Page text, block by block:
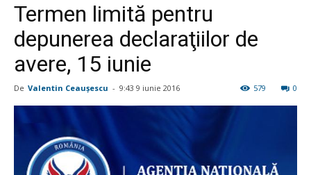
Termen limită pentru
depunerea declaraţiilor de
avere, 15 iunie
De Valentin Ceauşescu - 9:43 9 iunie 2016 0
579